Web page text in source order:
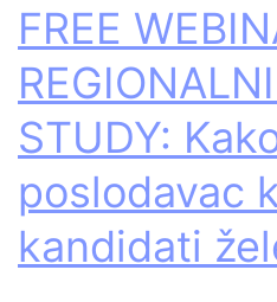
FREE
STUDY:
poslodavac
kandidati